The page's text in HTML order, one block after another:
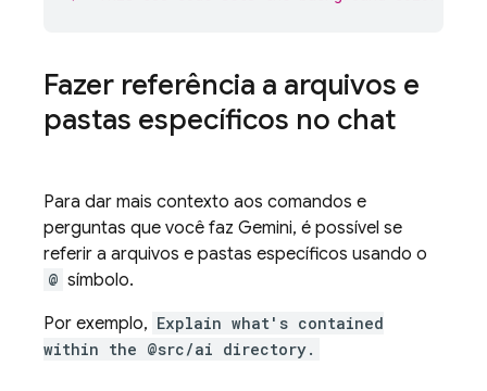
Fazer referência a arquivos e
pastas específicos no chat
Para dar mais contexto aos comandos e
perguntas que você faz Gemini, é possível se
referir a arquivos e pastas específicos usando o
@ símbolo.
Por exemplo, Explain what's contained
within the @src/ai directory.